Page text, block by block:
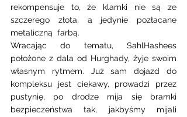
rekompensuje to, że klamki nie są ze
szczerego złota, a jedynie pozłacane
metaliczną  farbą.
Wracając do tematu, SahlHashees
położone z dala od Hurghady, żyje swoim
własnym rytmem. Już sam dojazd do
kompleksu jest ciekawy, prowadzi przez
pustynię, po drodze mija się bramki
bezpieczeństwa tak, jakbyśmy mijali